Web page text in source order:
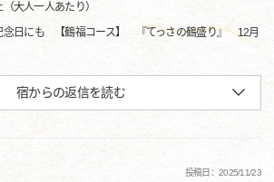
大人一人あたり）
念日にも 【鶴福コース】 『てっさの鶴盛り』 12月
宿からの返信を読む
投稿日：2025/11/23